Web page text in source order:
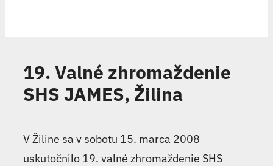
19. Valné zhromaždenie
SHS JAMES, Žilina
V Žiline sa v sobotu 15. marca 2008
uskutočnilo 19. valné zhromaždenie SHS